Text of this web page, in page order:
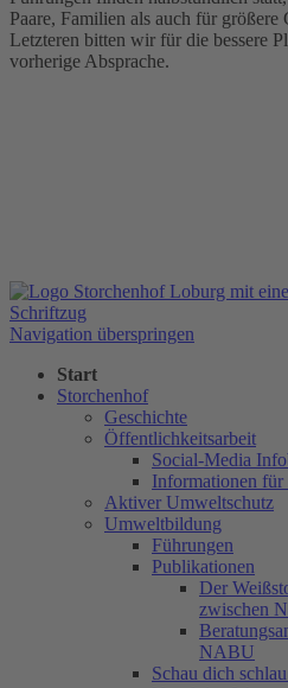
Paare, Familien als auch für größere
Letzteren bitten wir für die bessere
vorherige Absprache.
Navigation überspringen
Start
Storchenhof
Geschichte
Öffentlichkeitsarbeit
Social-Media
Informationen für
Aktiver Umweltschutz
Umweltbildung
Führungen
Publikationen
Der
zwischen
NABU
Schau dich